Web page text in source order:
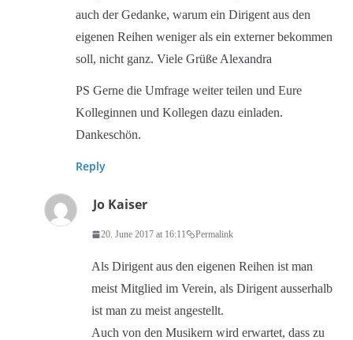
auch der Gedanke, warum ein Dirigent aus den
eigenen Reihen weniger als ein externer bekommen
soll, nicht ganz. Viele Grüße Alexandra
PS Gerne die Umfrage weiter teilen und Eure
Kolleginnen und Kollegen dazu einladen.
Dankeschön.
Reply
Jo Kaiser
20. June 2017 at 16:11 Permalink
Als Dirigent aus den eigenen Reihen ist man
meist Mitglied im Verein, als Dirigent ausserhalb
ist man zu meist angestellt.
Auch von den Musikern wird erwartet, dass zu